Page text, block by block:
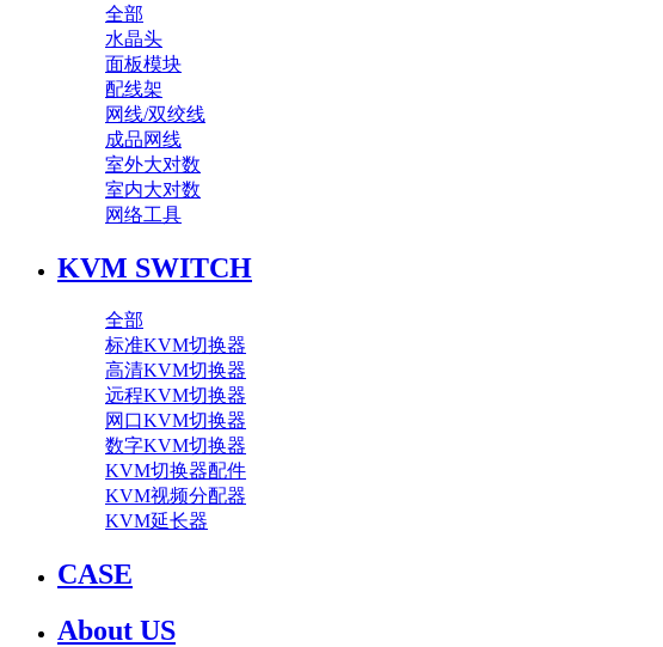
全部
水晶头
面板模块
配线架
网线/双绞线
成品网线
室外大对数
室内大对数
网络工具
KVM SWITCH
全部
标准KVM切换器
高清KVM切换器
远程KVM切换器
网口KVM切换器
数字KVM切换器
KVM切换器配件
KVM视频分配器
KVM延长器
CASE
About US